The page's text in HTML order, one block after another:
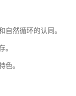
自然循环的认同。
。
色。